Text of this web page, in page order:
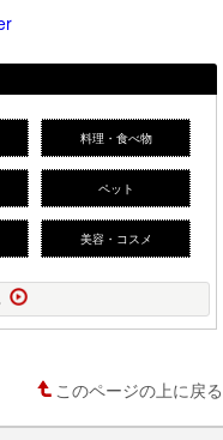
料理・食べ物
ペット
美容・コスメ
このページの上に戻る